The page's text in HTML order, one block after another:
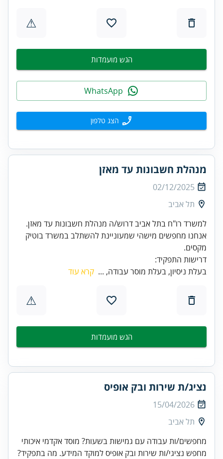
⚠
הגש מועמדות
הצג טלפון
מנהלת חשבונות עד מאזן
02/12/2025
תל אביב
אנחנו מחפשים מישהי שמעוניינת להשתלב במשרד בוטיק
דרישות התפקיד:
בעלת ניסיון, בעלת מוסר עבודה, ... קרא עוד
⚠
הגש מועמדות
נציג/ת שירות ובק אופיס
15/04/2026
תל אביב
מחפשים/ות עבודה עם גמישות בשעות? מוסד אקדמי איכותי
מחפש נציגי/ות שירות ובק אופיס למוקד המידע. מה בתפקיד?